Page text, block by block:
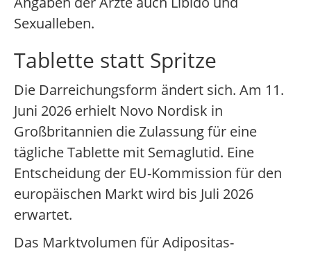
Sexualleben.
Tablette statt Spritze
Die Darreichungsform ändert sich. Am 11.
Juni 2026 erhielt Novo Nordisk in
Großbritannien die Zulassung für eine
tägliche Tablette mit Semaglutid. Eine
Entscheidung der EU-Kommission für den
europäischen Markt wird bis Juli 2026
erwartet.
Das Marktvolumen für Adipositas-